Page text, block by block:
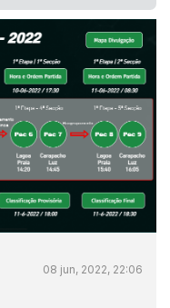
08 jun, 2022, 22:06